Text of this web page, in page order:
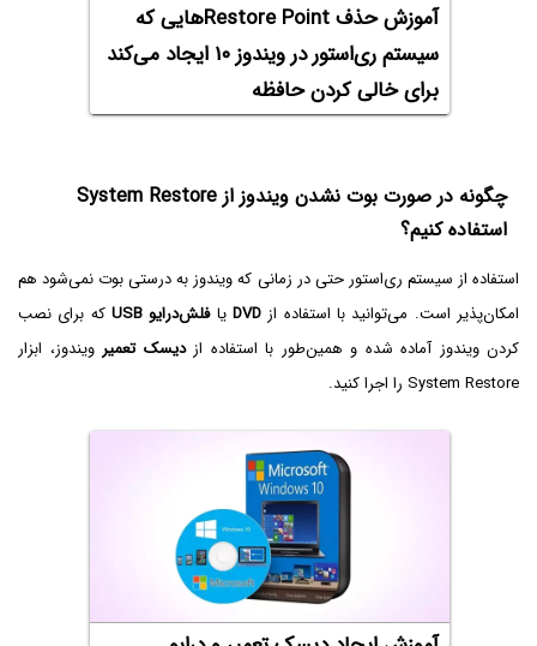
آموزش حذف Restore Pointهایی که
سیستم ری‌استور در ویندوز ۱۰ ایجاد می‌کند
برای خالی کردن حافظه
چگونه در صورت بوت نشدن ویندوز از System Restore
استفاده کنیم؟
استفاده از سیستم ری‌استور حتی در زمانی که ویندوز به درستی بوت نمی‌شود هم
امکان‌پذیر است. می‌توانید با استفاده از DVDیافلش‌درایو USB
که برای نصب
کردن ویندوز آماده شده و همین‌طور با استفاده ازدیسک تعمیر ویندوز، ابزار
System Restore را اجرا کنید.